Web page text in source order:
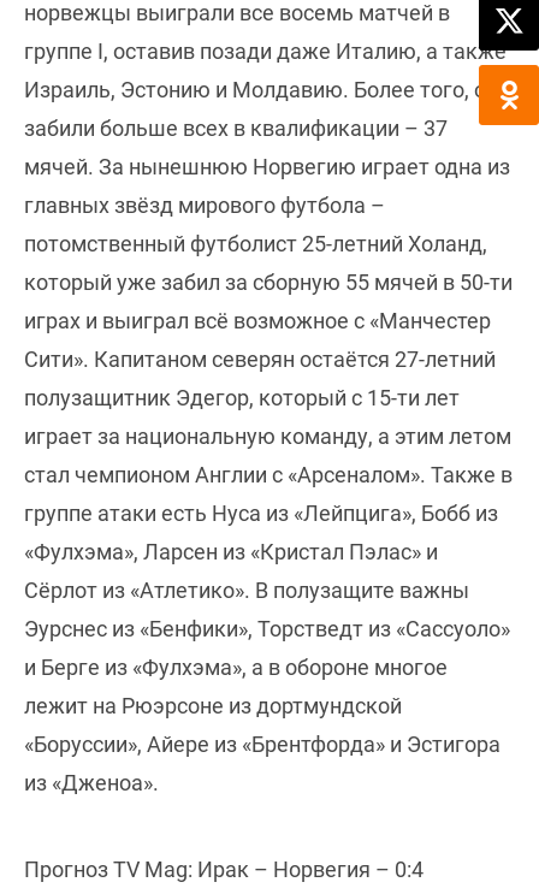
норвежцы выиграли все восемь матчей в
группе I, оставив позади даже Италию, а также
Израиль, Эстонию и Молдавию. Более того, они
забили больше всех в квалификации – 37
мячей. За нынешнюю Норвегию играет одна из
главных звёзд мирового футбола –
потомственный футболист 25-летний Холанд,
который уже забил за сборную 55 мячей в 50-ти
играх и выиграл всё возможное с «Манчестер
Сити». Капитаном северян остаётся 27-летний
полузащитник Эдегор, который с 15-ти лет
играет за национальную команду, а этим летом
стал чемпионом Англии с «Арсеналом». Также в
группе атаки есть Нуса из «Лейпцига», Бобб из
«Фулхэма», Ларсен из «Кристал Пэлас» и
Сёрлот из «Атлетико». В полузащите важны
Эурснес из «Бенфики», Торстведт из «Сассуоло»
и Берге из «Фулхэма», а в обороне многое
лежит на Рюэрсоне из дортмундской
«Боруссии», Айере из «Брентфорда» и Эстигора
из «Дженоа».
Прогноз TV Mag: Ирак – Норвегия – 0:4